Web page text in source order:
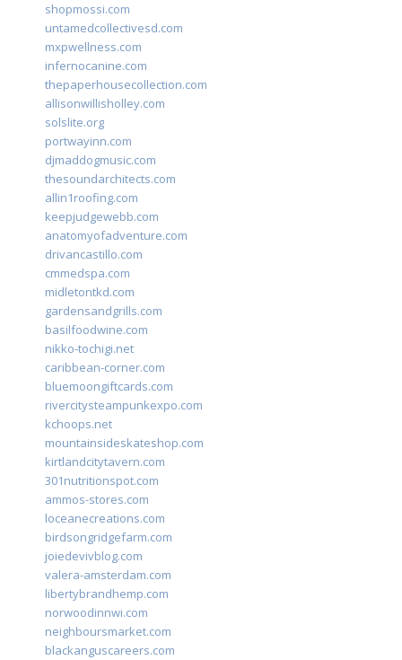
shopmossi.com
untamedcollectivesd.com
mxpwellness.com
infernocanine.com
thepaperhousecollection.com
allisonwillisholley.com
solslite.org
portwayinn.com
djmaddogmusic.com
thesoundarchitects.com
allin1roofing.com
keepjudgewebb.com
anatomyofadventure.com
drivancastillo.com
cmmedspa.com
midletontkd.com
gardensandgrills.com
basilfoodwine.com
nikko-tochigi.net
caribbean-corner.com
bluemoongiftcards.com
rivercitysteampunkexpo.com
kchoops.net
mountainsideskateshop.com
kirtlandcitytavern.com
301nutritionspot.com
ammos-stores.com
loceanecreations.com
birdsongridgefarm.com
joiedevivblog.com
valera-amsterdam.com
libertybrandhemp.com
norwoodinnwi.com
neighboursmarket.com
blackanguscareers.com